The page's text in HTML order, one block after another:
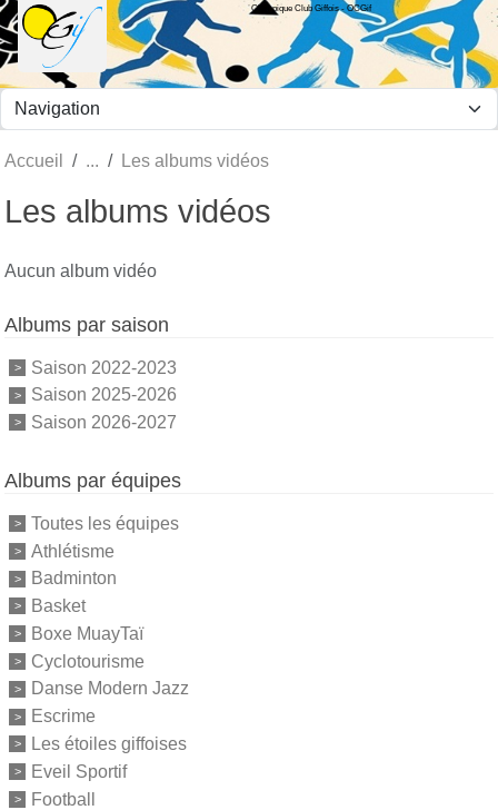
Olympique Club Giffois - OCGif
Accueil Les albums vidéos
Les albums vidéos
Aucun album vidéo
Albums par saison
Saison 2022-2023
Saison 2025-2026
Saison 2026-2027
Albums par équipes
Toutes les équipes
Athlétisme
Badminton
Basket
Boxe MuayTaï
Cyclotourisme
Danse Modern Jazz
Escrime
Les étoiles giffoises
Eveil Sportif
Football
Panneau de gestion des cookies